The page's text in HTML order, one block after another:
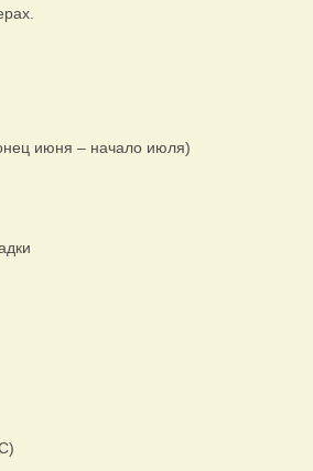
июня – начало июля)